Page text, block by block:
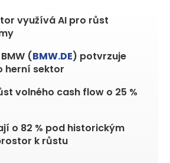
využívá AI pro růst
(BMW.DE) potvrzuje
herní sektor
volného cash flow o 25 %
o 82 % pod historickým
k růstu